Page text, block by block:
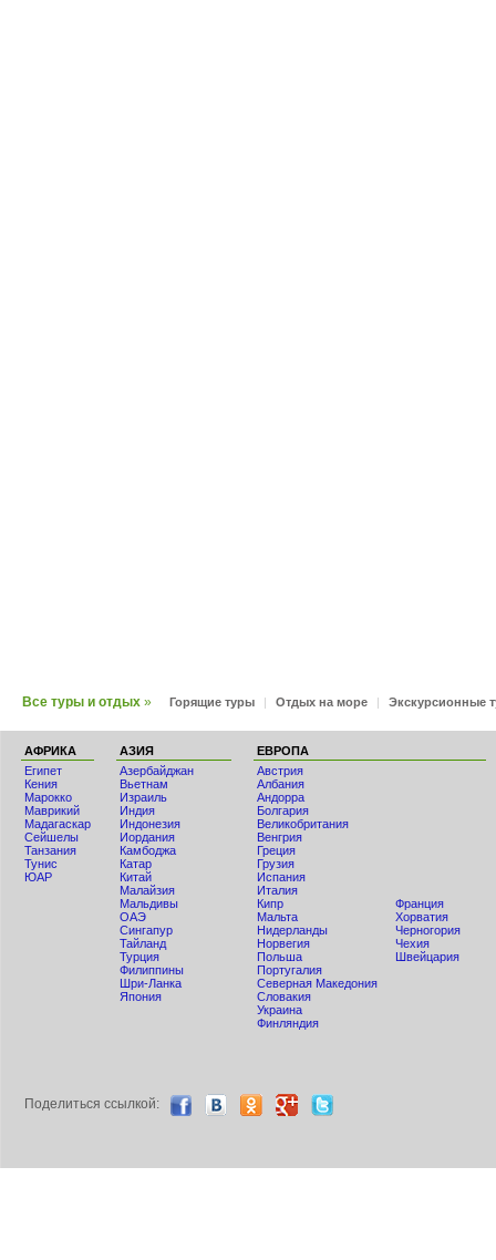
Все туры и отдых » Горящие туры | Отдых на море | Экскурсионные
АФРИКА
Египет
Кения
Мaрокко
Маврикий
Мадагаскар
Сейшелы
Танзания
Тунис
ЮАР
АЗИЯ
Азербайджан
Вьетнам
Израиль
Индия
Индонезия
Иордания
Камбоджа
Катар
Китай
Малайзия
Мальдивы
ОАЭ
Сингапур
Тайланд
Турция
Филиппины
Шри-Ланка
Япония
ЕВРОПА
Австрия
Албания
Андорра
Болгария
Великобритания
Венгрия
Греция
Грузия
Испания
Италия
Кипр
Мальта
Нидерланды
Норвегия
Польша
Португалия
Северная Македония
Словакия
Украина
Финляндия
Франция
Хорватия
Черногория
Чехия
Швейцария
Поделиться ccылкой: